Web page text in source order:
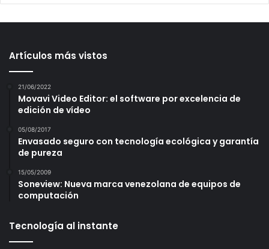
Artículos más vistos
21/06/2022
Movavi Video Editor: el software por excelencia de
edición de vídeo
05/08/2017
Envasado seguro con tecnología ecológica y garantía
de pureza
15/05/2009
Soneview: Nueva marca venezolana de equipos de
computación
Tecnología al instante